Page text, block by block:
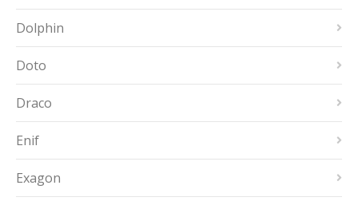
Dolphin
Doto
Draco
Enif
Exagon